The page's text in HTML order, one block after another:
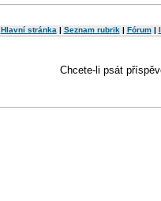
Hlavní stránka | Seznam rubrik | Fórum|
Chcete-li psát